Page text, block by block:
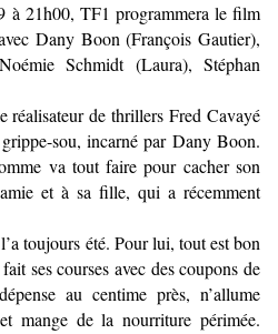
à 21h00, TF1 programmera le film
Dany Boon (François Gautier),
Schmidt (Laura), Stéphan
réalisateur de thrillers Fred Cavayé
sou, incarné par Dany Boon.
va tout faire pour cacher son
et à sa fille, qui a récemment
toujours été. Pour lui, tout est bon
ses courses avec des coupons de
au centime près, n’allume
mange de la nourriture périmée.